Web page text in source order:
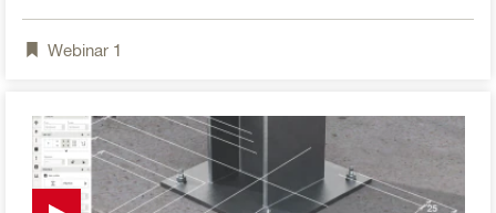
sich unterschiedliche Funktionsumfänge innerhalb der
Software auf die Modellierung und Bewertung von
angesetzt werden kann und wann eine flexible Bemessung
des gesamten Anschlusses erforderlich ist – und welche
Auswirkungen diese Entscheidung auf Tragverhalten und
Wirtschaftlichkeit hat.
Webinar 1